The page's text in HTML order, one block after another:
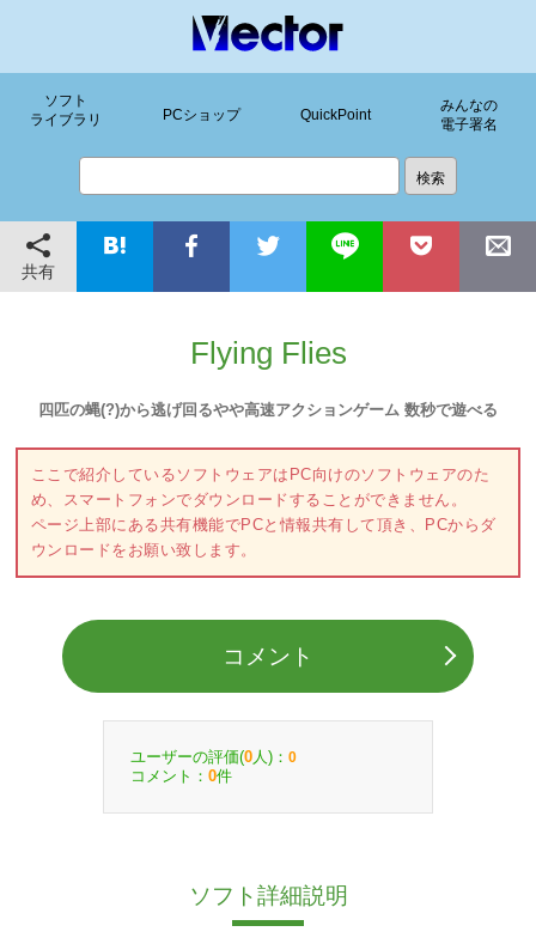
ソフト
ライブラリ
PCショップ QuickPoint
みんなの
電子署名
共有
Flying Flies
四匹の蝿(?)から逃げ回るやや高速アクションゲーム 数秒で遊べる
ここで紹介しているソフトウェアはPC向けのソフトウェアのた
め、スマートフォンでダウンロードすることができません。
ページ上部にある共有機能でPCと情報共有して頂き、PCからダ
ウンロードをお願い致します。
コメント
ユーザーの評価(0 人)： 0
コメント： 0件
ソフト詳細説明